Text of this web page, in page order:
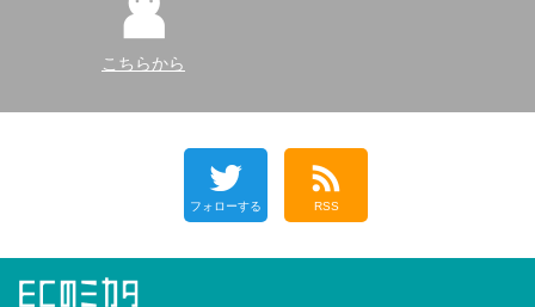
こちらから
フォローする RSS